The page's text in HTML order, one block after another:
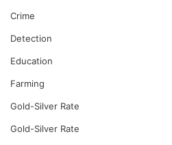
Crime
Detection
Education
Farming
Gold-Silver Rate
Gold-Silver Rate